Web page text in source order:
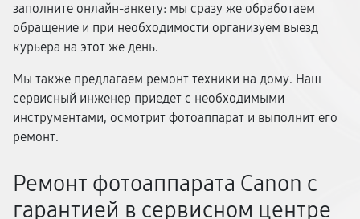
заполните онлайн-анкету: мы сразу же обработаем
обращение и при необходимости организуем выезд
курьера на этот же день.
Мы также предлагаем ремонт техники на дому. Наш
сервисный инженер приедет с необходимыми
инструментами, осмотрит фотоаппарат и выполнит его
ремонт.
Ремонт фотоаппарата Canon с
гарантией в сервисном центре